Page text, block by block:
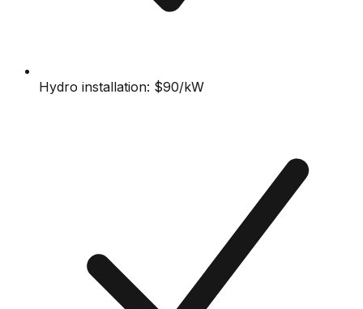
Hydro installation: $90/kW